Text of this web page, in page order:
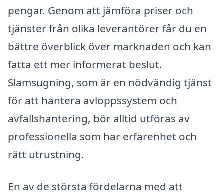
pengar. Genom att jämföra priser och
tjänster från olika leverantörer får du en
bättre överblick över marknaden och kan
fatta ett mer informerat beslut.
Slamsugning, som är en nödvändig tjänst
för att hantera avloppssystem och
avfallshantering, bör alltid utföras av
professionella som har erfarenhet och
rätt utrustning.
En av de största fördelarna med att